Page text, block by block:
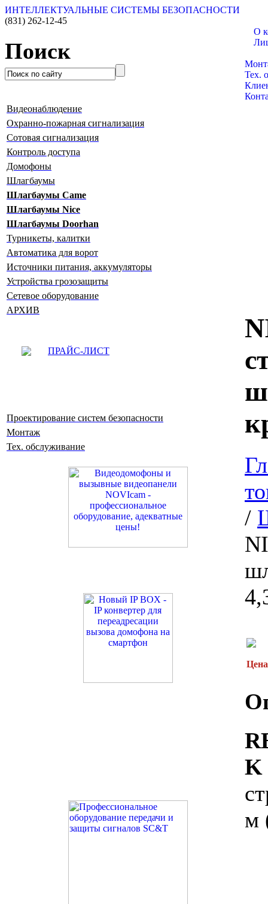
ИНТЕЛЛЕКТУАЛЬНЫЕ СИСТЕМЫ БЕЗОПАСНОСТИ
(831) 262-12-45
Поиск
О
Тех.
Видеонаблюдение
Охранно-пожарная сигнализация
Сотовая сигнализация
Контроль доступа
Домофоны
Шлагбаумы
Шлагбаумы Сame
Шлагбаумы Nice
Шлагбаумы Doorhan
Турникеты, калитки
Автоматика для ворот
Источники питания, аккумуляторы
Устройства грозозащиты
Сетевое оборудование
АРХИВ
ПРАЙС-ЛИСТ
Проектирование систем безопасности
Монтаж
Тех. обслуживание
/
K
м